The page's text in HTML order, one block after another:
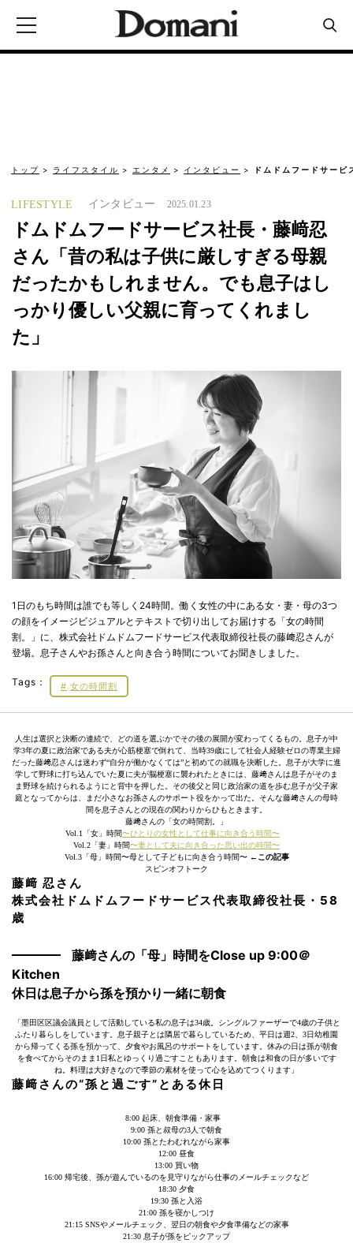
トップ ライフスタイル エンタメ インタビュー ドムドムフードサー
LIFESTYLE インタビュー 2025.01.23
ドムドムフードサービス社長・藤﨑忍
さん「昔の私は子供に厳しすぎる母親
だったかもしれません。でも息子はし
っかり優しい父親に育ってくれまし
た」
1日のもち時間は誰でも等しく24時間。働く女性の中にある女・妻・母の3つ
の顔をイメージビジュアルとテキストで切り出してお届けする「女の時間
割。」に、株式会社ドムドムフードサービス代表取締役社長の藤﨑忍さんが
登場。息子さんやお孫さんと向き合う時間についてお聞きしました。
Tags： 女の時間割
人生は選択と決断の連続で、どの道を選ぶかでその後の展開が変わってくるもの。息子が中
学3年の夏に政治家である夫が心筋梗塞で倒れて、当時39歳にして社会人経験ゼロの専業主婦
だった藤﨑忍さんは迷わず“自分が働かなくては”と初めての就職を決断した。息子が大学に進
学して野球に打ち込んでいた夏に夫が脳梗塞に襲われたときには、藤﨑さんは息子がそのま
ま野球を続けられるようにと背中を押した。その後父と同じ政治家の道を歩む息子が父子家
庭となってからは、まだ小さなお孫さんのサポート役をかって出た。そんな藤﨑さんの母時
間を息子さんとの現在の関わりからひもときます。
藤﨑さんの「女の時間割。」
Vol.1「女」時間〜ひとりの女性として仕事に向き合う時間〜
Vol.2「妻」時間〜妻として夫に向き合った思い出の時間〜
Vol.3「母」時間〜母として子どもに向き合う時間〜 ←この記事
スピンオフトーク
藤﨑 忍さん
株式会社ドムドムフードサービス代表取締役社長・58
歳
藤﨑さんの「母」時間をClose up 9:00＠
Kitchen
休日は息子から孫を預かり一緒に朝食
「墨田区区議会議員として活動している私の息子は34歳。シングルファーザーで4歳の子供と
ふたり暮らしをしています。息子親子とは隣居で暮らしているため、平日は週2、3日幼稚園
から帰ってくる孫を預かって、夕食やお風呂のサポートをしています。休みの日は孫が朝食
を食べてからそのまま1日私とゆっくり過ごすこともあります。朝食は和食の日が多いです
ね。料理は大好きなので季節の素材を使って心を込めてつくります」
藤﨑さんの“孫と過ごす”とある休日
8:00 起床、朝食準備・家事
9:00 孫と叔母の3人で朝食
10:00 孫とたわむれながら家事
12:00 昼食
13:00 買い物
16:00 帰宅後、孫が遊んでいるのを見守りながら仕事のメールチェックなど
18:30 夕食
19:30 孫と入浴
21:00 孫を寝かしつけ
21:15 SNSやメールチェック、翌日の朝食や夕食準備などの家事
21:30 息子が孫をピックアップ